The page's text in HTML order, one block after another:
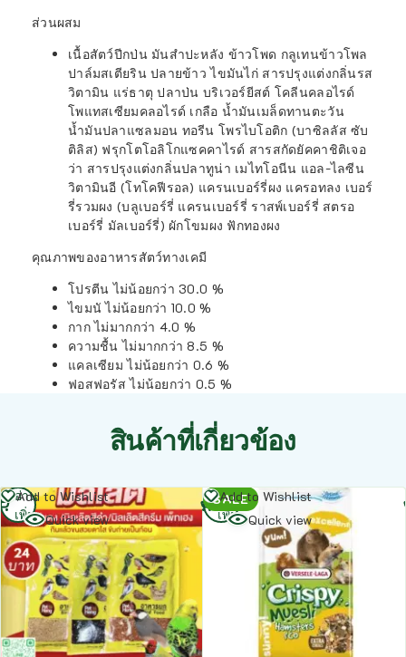
ส่วนผสม
เนื้อสัตว์ปีกป่น มันสำปะหลัง ข้าวโพด กลูเทนข้าวโพล
ปาล์มสเตียริน ปลายข้าว ไขมันไก่ สารปรุงแต่งกลิ่นรส
วิตามิน แร่ธาตุ ปลาป่น บริเวอร์ยีสต์ โคลีนคลอไรด์
โพแทสเซียมคลอไรด์ เกลือ น้ำมันเมล็ดทานตะวัน
น้ำมันปลาแซลมอน ทอรีน โพรไบโอติก (บาซิลลัส ซับ
ติลิส) ฟรุกโตโอลิโกแซคคาไรด์ สารสกัดยัคคาชิติเจอ
ว่า สารปรุงแต่งกลิ่นปลาทูน่า เมไทโอนีน แอล-ไลซีน
วิตามินอี (โทโคฟีรอล) แครนเบอร์รี่ผง แครอทลง เบอร์
รี่รวมผง (บลูเบอร์รี่ แครนเบอร์รี่ ราสพ์เบอร์รี่ สตรอ
เบอร์รี่ มัลเบอร์รี่) ผักโขมผง ฟักทองผง
คุณภาพของอาหารสัตว์ทางเคมี
โปรตีน ไม่น้อยกว่า 30.0 %
ไขมนั ไม่น้อยกว่า 10.0 %
กาก ไม่มากกว่า 4.0 %
ความชื้น ไม่มากกว่า 8.5 %
แคลเซียม ไม่น้อยกว่า 0.6 %
ฟอสฟอรัส ไม่น้อยกว่า 0.5 %
สินค้าที่เกี่ยวข้อง
Add to Wishlist
Quick view
อ่าน
เพิ่ม
SALE
Add to Wishlist
Quick view
อ่าน
เพิ่ม